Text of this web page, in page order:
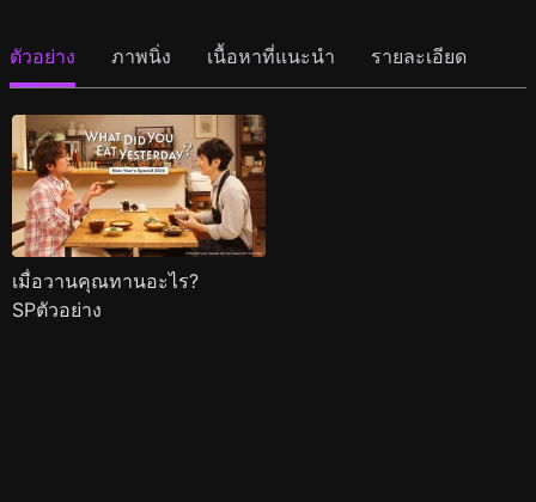
ตัวอย่าง ภาพนิ่ง เนื้อหาที่แนะนำ รายละเอียด
เมื่อวานคุณทานอะไร?
SPตัวอย่าง